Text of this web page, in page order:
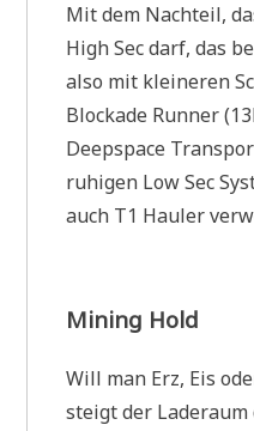
Mit dem Nachteil,
High Sec darf, das
also mit kleineren
Blockade Runner
Deepspace
ruhigen Low Sec
auch T1 Hauler
Mining Hold
Will man Erz, Eis
steigt der